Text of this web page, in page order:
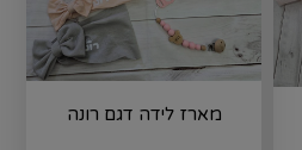
מארז לידה דגם רונה